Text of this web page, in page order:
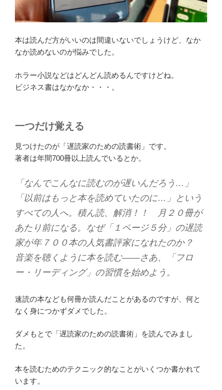
本は読んだ方がいいのは間違いないでしょうけど、なか
なか読めないのが悩みでした。
ホラー小説などはどんどん読めるんですけどね。
ビジネス書はなかなか・・・。
一つだけ覚える
見つけたのが「遅読家のための読書術」です。
著者は年間700冊以上読んでいるとか。
「なんでこんなに読むのが遅いんだろう…」
「以前はもっと本を読めていたのに…」という
すべての人へ。積ん読、解消！！ 月２０冊が
あたり前になる。なぜ「１ページ５分」の遅読
家が年７００本の人気書評家になれたのか？
音楽を聴くように本を読む――さあ、「フロ
ー・リーディング」の習慣を始めよう。
速読の本なども何冊か読んだことがあるのですが、何と
なく身につかずダメでした。
ダメもとで「遅読家のための読書術」を読んでみまし
た。
本を読むためのテクニック的なことがいくつか書かれて
います。